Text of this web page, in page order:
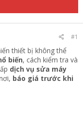
#1
thiết bị không thể
biến, cách kiểm tra và
dịch vụ sửa máy
báo giá trước khi